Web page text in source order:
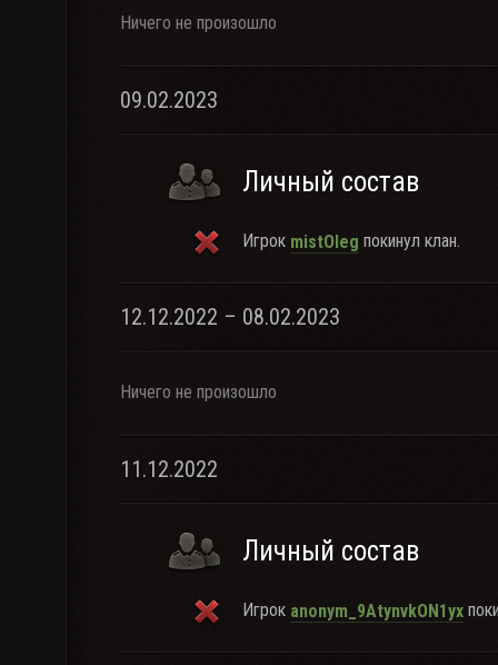
Ничего не произошло
09.02.2023
Личный состав
Игрок mistOleg покинул клан.
12.12.2022 – 08.02.2023
Ничего не произошло
11.12.2022
Личный состав
Игрок anonym_9AtynvkON1yx